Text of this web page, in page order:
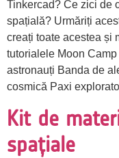
Tinkercad? Ce zici de
spațială? Urmăriți
creați toate acestea și
tutorialele Moon
astronauți Banda de
cosmică Paxi
Kit de
spațiale